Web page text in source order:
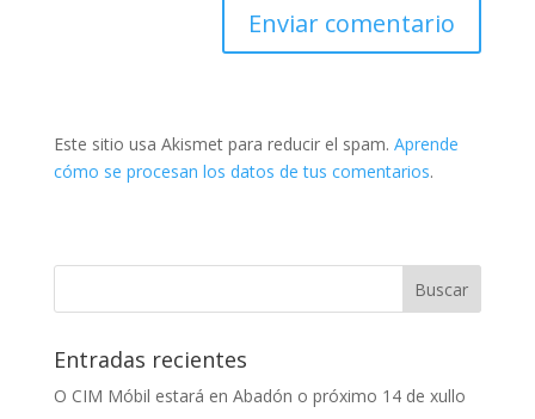
Este sitio usa Akismet para reducir el spam. Aprende
cómo se procesan los datos de tus comentarios.
Entradas recientes
O CIM Móbil estará en Abadón o próximo 14 de xullo